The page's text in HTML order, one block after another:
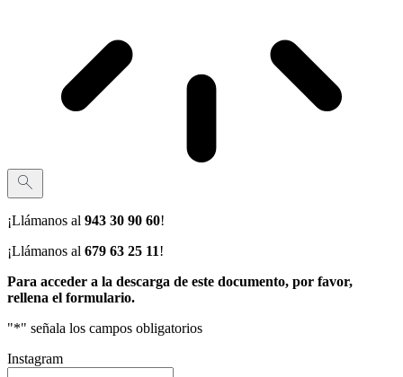
¡Llámanos al 943 30 90 60!
¡Llámanos al 679 63 25 11!
Para acceder a la descarga de este documento, por favor,
rellena el formulario.
"*" señala los campos obligatorios
Instagram